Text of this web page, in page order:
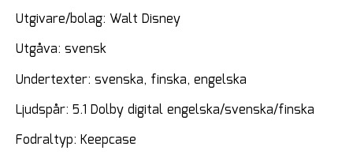
Utgivare/bolag: Walt Disney
Utgåva: svensk
Undertexter: svenska, finska, engelska
Ljudspår: 5.1 Dolby digital engelska/svenska/finska
Fodraltyp: Keepcase